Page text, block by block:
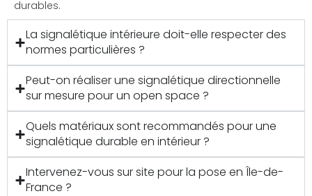
durables.
La signalétique intérieure doit-elle respecter des
normes particulières ?
Peut-on réaliser une signalétique directionnelle
sur mesure pour un open space ?
Quels matériaux sont recommandés pour une
signalétique durable en intérieur ?
Intervenez-vous sur site pour la pose en Île-de-
France ?